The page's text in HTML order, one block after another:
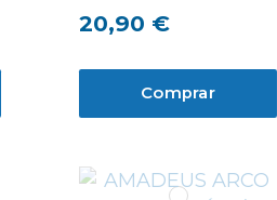
20,90 €
Comprar